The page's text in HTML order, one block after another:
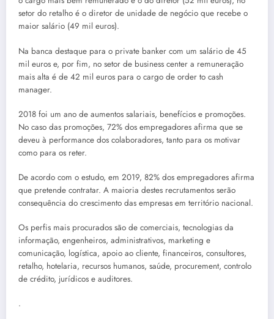
setor do retalho é o diretor de unidade de negócio que recebe o
maior salário (49 mil euros).
Na banca destaque para o private banker com um salário de 45
mil euros e, por fim, no setor de business center a remuneração
mais alta é de 42 mil euros para o cargo de order to cash
manager.
2018 foi um ano de aumentos salariais, benefícios e promoções.
No caso das promoções, 72% dos empregadores afirma que se
deveu à performance dos colaboradores, tanto para os motivar
como para os reter.
De acordo com o estudo, em 2019, 82% dos empregadores afirma
que pretende contratar. A maioria destes recrutamentos serão
consequência do crescimento das empresas em território nacional.
Os perfis mais procurados são de comerciais, tecnologias da
informação, engenheiros, administrativos, marketing e
comunicação, logística, apoio ao cliente, financeiros, consultores,
retalho, hotelaria, recursos humanos, saúde, procurement, controlo
de crédito, jurídicos e auditores.
.